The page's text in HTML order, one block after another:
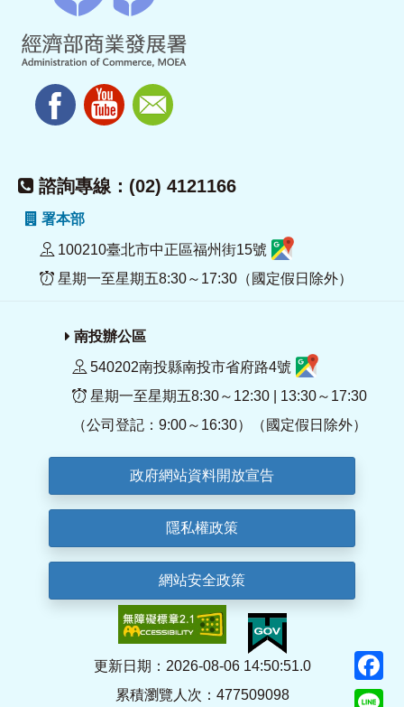
諮詢專線：(02) 4121166
署本部
100210臺北市中正區福州街15號
星期一至星期五8:30～17:30（國定假日除外）
南投辦公區
540202南投縣南投市省府路4號
星期一至星期五8:30～12:30 | 13:30～17:30
（公司登記：9:00～16:30）（國定假日除外）
政府網站資料開放宣告
隱私權政策
網站安全政策
更新日期：2026-08-06 14:50:51.0
累積瀏覽人次：477509098